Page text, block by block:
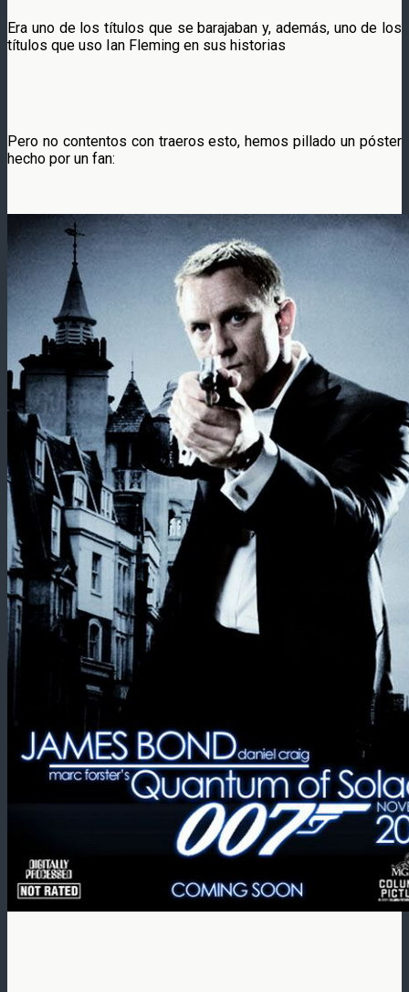
Era uno de los títulos que se barajaban y, además, uno de los
títulos que uso Ian Fleming en sus historias
Pero no contentos con traeros esto, hemos pillado un póster
hecho por un fan: